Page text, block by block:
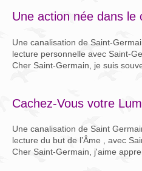
Une action née dans le
Une canalisation de Saint-
lecture personnelle avec Saint-
Cher Saint-Germain, je suis
Cachez-Vous votre
Une canalisation de Saint
lecture du but de l’Âme , avec
Cher Saint-Germain, j'aime